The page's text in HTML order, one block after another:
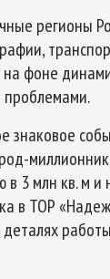
регионы
фоне
проблемами.
знаковое
3 млн кв. м и
в ТОР